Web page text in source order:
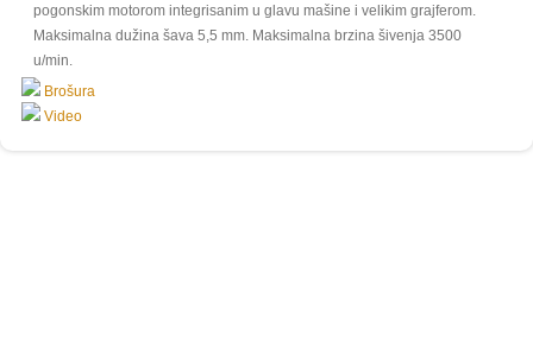
pogonskim motorom integrisanim u glavu mašine i velikim grajferom.
Maksimalna dužina šava 5,5 mm. Maksimalna brzina šivenja 3500
u/min.
Brošura
Video